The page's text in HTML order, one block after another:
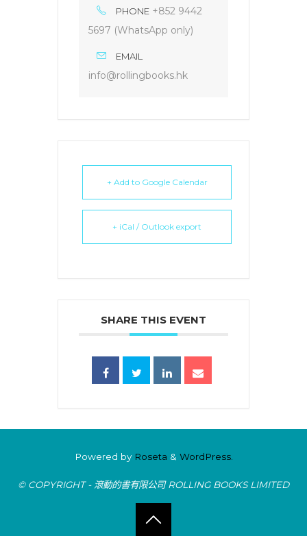
PHONE +852 9442
5697 (WhatsApp only)
EMAIL
info@rollingbooks.hk
+ Add to Google Calendar
+ iCal / Outlook export
SHARE THIS EVENT
Powered byRoseta & WordPress.
© COPYRIGHT - 滾動的書有限公司 ROLLING BOOKS LIMITED